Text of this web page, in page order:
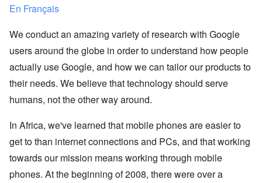
En Français
We conduct an amazing variety of research with Google
users around the globe in order to understand how people
actually use Google, and how we can tailor our products to
their needs. We believe that technology should serve
humans, not the other way around.
In Africa, we've learned that mobile phones are easier to
get to than internet connections and PCs, and that working
towards our mission means working through mobile
phones. At the beginning of 2008, there were over a